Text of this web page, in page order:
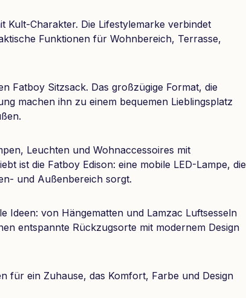
Kult-Charakter. Die Lifestylemarke verbindet
Funktionen für Wohnbereich, Terrasse,
Fatboy Sitzsack. Das großzügige Format, die
machen ihn zu einem bequemen Lieblingsplatz
Leuchten und Wohnaccessoires mit
ist die Fatboy Edison: eine mobile LED-Lampe, die
und Außenbereich sorgt.
Ideen: von Hängematten und Lamzac Luftsesseln
entspannte Rückzugsorte mit modernem Design
für ein Zuhause, das Komfort, Farbe und Design